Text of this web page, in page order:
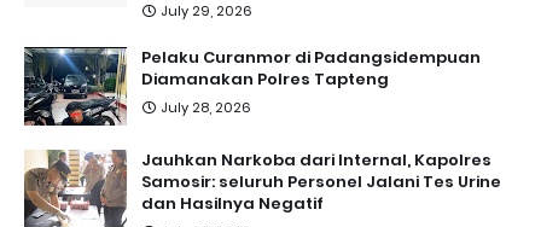
July 29, 2026
Pelaku Curanmor di Padangsidempuan
Diamanakan Polres Tapteng
July 28, 2026
Jauhkan Narkoba dari Internal, Kapolres
Samosir: seluruh Personel Jalani Tes Urine
dan Hasilnya Negatif